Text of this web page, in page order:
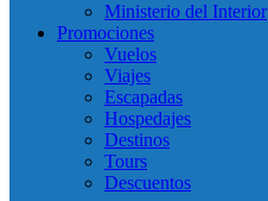
Ministerio del Interior
Promociones
Vuelos
Viajes
Escapadas
Hospedajes
Destinos
Tours
Descuentos